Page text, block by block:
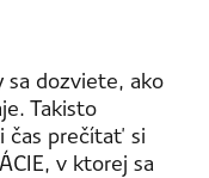
dozviete, ako
Takisto
čas prečítať si
v ktorej sa